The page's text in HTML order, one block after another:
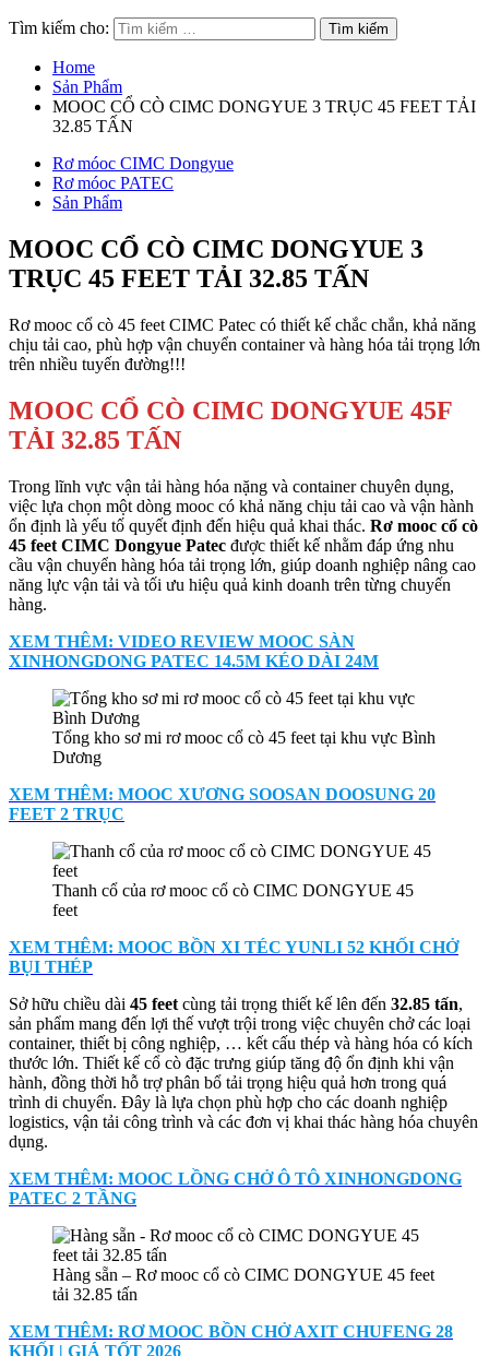
Tìm kiếm cho:
Home
Sản Phẩm
MOOC CỔ CÒ CIMC DONGYUE 3 TRỤC 45 FEET TẢI
32.85 TẤN
Rơ móoc CIMC Dongyue
Rơ móoc PATEC
Sản Phẩm
MOOC CỔ CÒ CIMC DONGYUE 3
TRỤC 45 FEET TẢI 32.85 TẤN
Rơ mooc cổ cò 45 feet CIMC Patec có thiết kế chắc chắn, khả năng
chịu tải cao, phù hợp vận chuyển container và hàng hóa tải trọng lớn
trên nhiều tuyến đường!!!
MOOC CỔ CÒ CIMC DONGYUE 45F
TẢI 32.85 TẤN
Trong lĩnh vực vận tải hàng hóa nặng và container chuyên dụng,
việc lựa chọn một dòng mooc có khả năng chịu tải cao và vận hành
ổn định là yếu tố quyết định đến hiệu quả khai thác. Rơ mooc cổ cò
45 feet CIMC Dongyue Patec được thiết kế nhằm đáp ứng nhu
cầu vận chuyển hàng hóa tải trọng lớn, giúp doanh nghiệp nâng cao
năng lực vận tải và tối ưu hiệu quả kinh doanh trên từng chuyến
hàng.
XEM THÊM: VIDEO REVIEW MOOC SÀN
XINHONGDONG PATEC 14.5M KÉO DÀI 24M
Tổng kho sơ mi rơ mooc cổ cò 45 feet tại khu vực Bình
Dương
XEM THÊM: MOOC XƯƠNG SOOSAN DOOSUNG 20
FEET 2 TRỤC
Thanh cổ của rơ mooc cổ cò CIMC DONGYUE 45
feet
XEM THÊM: MOOC BỒN XI TÉC YUNLI 52 KHỐI CHỞ
BỤI THÉP
Sở hữu chiều dài 45 feet cùng tải trọng thiết kế lên đến 32.85 tấn,
sản phẩm mang đến lợi thế vượt trội trong việc chuyên chở các loại
container, thiết bị công nghiệp, … kết cấu thép và hàng hóa có kích
thước lớn. Thiết kế cổ cò đặc trưng giúp tăng độ ổn định khi vận
hành, đồng thời hỗ trợ phân bổ tải trọng hiệu quả hơn trong quá
trình di chuyển. Đây là lựa chọn phù hợp cho các doanh nghiệp
logistics, vận tải công trình và các đơn vị khai thác hàng hóa chuyên
dụng.
XEM THÊM: MOOC LỒNG CHỞ Ô TÔ XINHONGDONG
PATEC 2 TẦNG
Hàng sẵn – Rơ mooc cổ cò CIMC DONGYUE 45 feet
tải 32.85 tấn
XEM THÊM: RƠ MOOC BỒN CHỞ AXIT CHUFENG 28
KHỐI | GIÁ TỐT 2026